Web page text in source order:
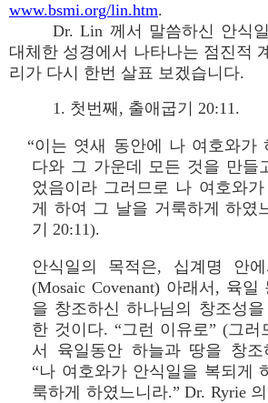
www.bsmi.org/lin.htm.
Dr. Lin 께서 말씀하신 안식
대체한 성경에서 나타나는 점진적
리가 다시 한번 살표 보겠습니다.
1. 첫번째, 출애굽기 20:11.
“이는 엿새 동안에 나 여호와가
다와 그 가운데 모든 것을 만들
었음이라 그러므로 나 여호와가
게 하여 그 날을 거룩하게 하였
기 20:11).
안식일의 목적은, 십계명 안
(Mosaic Covenant) 아래서, 육
을 창조하신 하나님의 창조성을
한 것이다. “그런 이유로” (그러
서 육일동안 하늘과 땅을 창조
“나 여호와가 안식일을 복되게
룩하게 하였느니라.” Dr. Ryrie